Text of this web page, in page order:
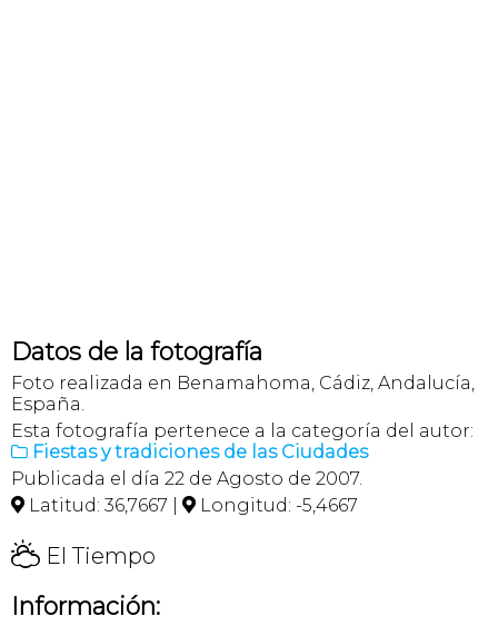
Datos de la fotografía
Foto realizada en Benamahoma, Cádiz, Andalucía,
España.
Esta fotografía pertenece a la categoría del autor:
 Fiestas y tradiciones de las Ciudades
Publicada el día 22 de Agosto de 2007.
 Latitud: 36,7667 |  Longitud: -5,4667
H El Tiempo
Información: